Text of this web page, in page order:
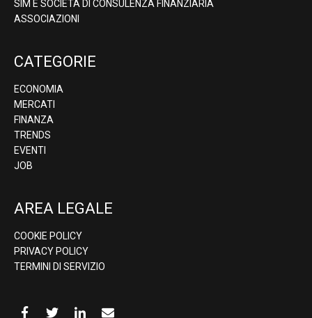
SIM E SOCIETÀ DI CONSULENZA FINANZIARIA
ASSOCIAZIONI
CATEGORIE
ECONOMIA
MERCATI
FINANZA
TRENDS
EVENTI
JOB
AREA LEGALE
COOKIE POLICY
PRIVACY POLICY
TERMINI DI SERVIZIO